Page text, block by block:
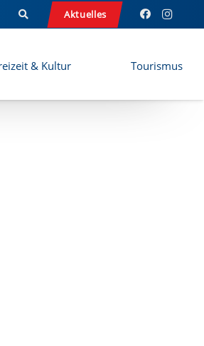
Aktuelles
& Kultur Tourismus